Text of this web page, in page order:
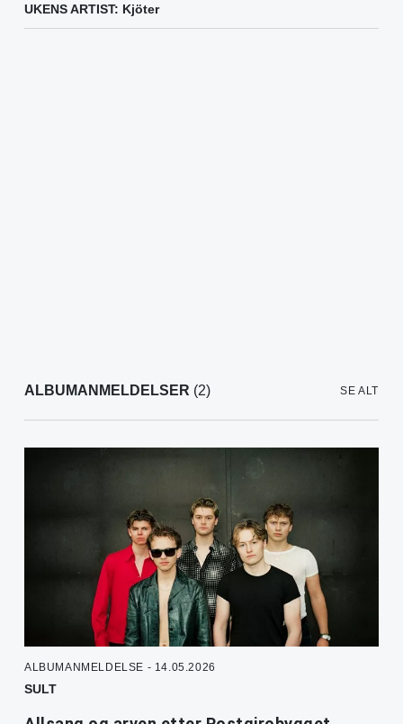
UKENS ARTIST: Kjöter
ALBUMANMELDELSER (2) SE ALT
ALBUMANMELDELSE - 14.05.2026
SULT